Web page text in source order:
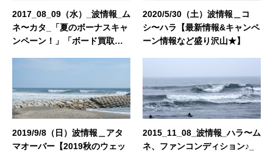
2017_08_09（水）_波情報_ム
ネ〜カタ_「夏のボーナスキャ
ンペーン！」「ボード買取委
2020/5/30（土）波情報＿コ
シ〜ハラ【最新情報&キャンペ
ーン情報など盛り沢山★】
2019/9/8（日）波情報＿アタ
マオーバー【2019秋のウェッ
2015_11_08_波情報_ハラ〜ム
ネ、ファンコンディション♪_